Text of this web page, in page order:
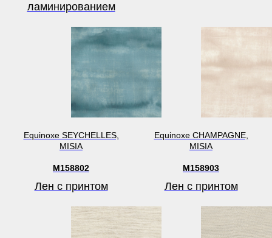
ламинированием
Equinoxe SEYCHELLES,
MISIA
M158802
Лен с принтом
Equinoxe CHAMPAGNE,
MISIA
M158903
Лен с принтом